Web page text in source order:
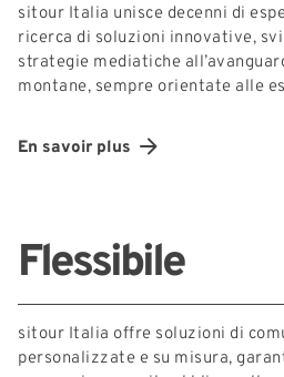
sitour Italia unisce decenni di
ricerca di soluzioni innovative,
strategie mediatiche
montane, sempre orientate alle
En savoir plus
Flessibile
sitour Italia offre soluzioni di
personalizzate e su misura,